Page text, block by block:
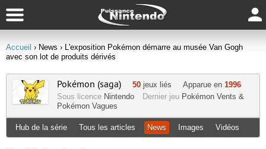
Accueil › News › L'exposition Pokémon démarre au musée Van Gogh
avec son lot de produits dérivés
Pokémon (saga) 50 jeux liés Apparue en 1996
Sous licence Nintendo Dernier jeu Pokémon Vents &
Pokémon Vagues
Hub de la série Tous les articles News Images Vidéos